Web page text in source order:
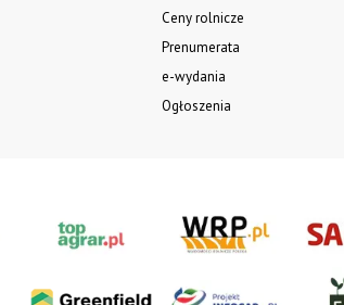
Ceny rolnicze
Prenumerata
e-wydania
Ogłoszenia